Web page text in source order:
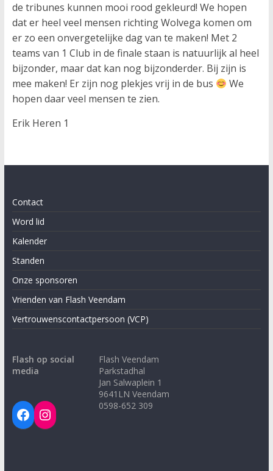
de tribunes kunnen mooi rood gekleurd! We hopen
dat er heel veel mensen richting Wolvega komen om
er zo een onvergetelijke dag van te maken! Met 2
teams van 1 Club in de finale staan is natuurlijk al heel
bijzonder, maar dat kan nog bijzonderder. Bij zijn is
mee maken! Er zijn nog plekjes vrij in de bus
We
hopen daar veel mensen te zien.
Erik Heren 1
Contact
Word lid
Kalender
Standen
Onze sponsoren
Vrienden van Flash Veendam
Vertrouwenscontactpersoon (VCP)
Flash op social
media
Facebook
Instagram
Flash Veendam
Parkstadhal
Jan Salwaplein 1
9641LN Veendam
0598-652 309